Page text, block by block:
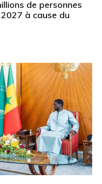
de personnes
à cause du